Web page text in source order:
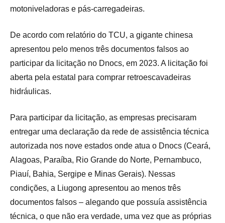
motoniveladoras e pás-carregadeiras.
De acordo com relatório do TCU, a gigante chinesa
apresentou pelo menos três documentos falsos ao
participar da licitação no Dnocs, em 2023. A licitação foi
aberta pela estatal para comprar retroescavadeiras
hidráulicas.
Para participar da licitação, as empresas precisaram
entregar uma declaração da rede de assistência técnica
autorizada nos nove estados onde atua o Dnocs (Ceará,
Alagoas, Paraíba, Rio Grande do Norte, Pernambuco,
Piauí, Bahia, Sergipe e Minas Gerais). Nessas
condições, a Liugong apresentou ao menos três
documentos falsos – alegando que possuía assistência
técnica, o que não era verdade, uma vez que as próprias